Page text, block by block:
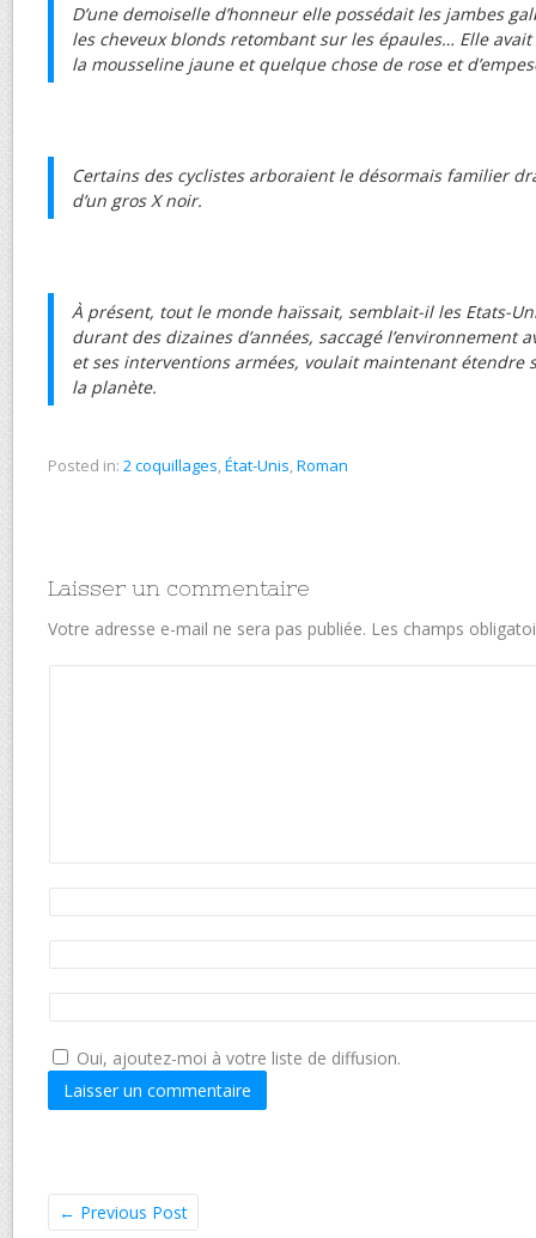
D’une demoiselle d’honneur elle possédait les jambes
les cheveux blonds retombant sur les épaules… Elle
la mousseline jaune et quelque chose de rose et
Certains des cyclistes arboraient le désormais familier
d’un gros X noir.
À présent, tout le monde haïssait, semblait-il les Etats-
durant des dizaines d’années, saccagé l’environnement
et ses interventions armées, voulait maintenant étendre
la planète.
Posted in: 2 coquillages,État-Unis,Roman
Laisser un commentaire
Votre adresse e-mail ne sera pas publiée. Les champs
Oui, ajoutez-moi à votre liste de diffusion.
← Previous Post